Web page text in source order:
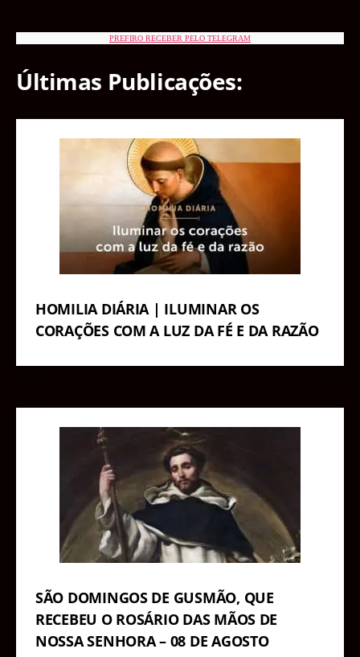
PREFIRO RECEBER PELO TELEGRAM
Últimas Publicações:
HOMILIA DIÁRIA | ILUMINAR OS
CORAÇÕES COM A LUZ DA FÉ E DA RAZÃO
SÃO DOMINGOS DE GUSMÃO, QUE
RECEBEU O ROSÁRIO DAS MÃOS DE
NOSSA SENHORA – 08 DE AGOSTO